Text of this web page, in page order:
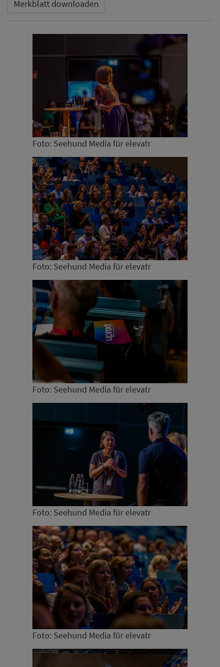
Merkblatt downloaden
Foto: Seehund Media für elevatr
Foto: Seehund Media für elevatr
Foto: Seehund Media für elevatr
Foto: Seehund Media für elevatr
Foto: Seehund Media für elevatr